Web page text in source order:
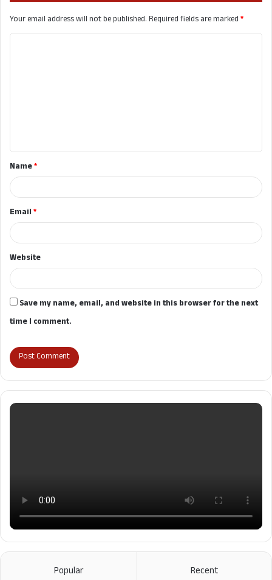
Your email address will not be published.Required fields are marked*
t
*Name*
Email*
Website
Save my name, email, and website in this browser for the next
time I comment.
Popular Recent